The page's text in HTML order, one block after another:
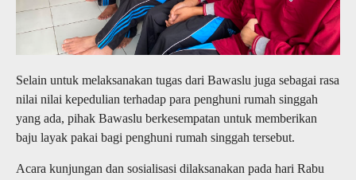
Selain untuk melaksanakan tugas dari Bawaslu juga sebagai rasa
nilai nilai kepedulian terhadap para penghuni rumah singgah
yang ada, pihak Bawaslu berkesempatan untuk memberikan
baju layak pakai bagi penghuni rumah singgah tersebut.
Acara kunjungan dan sosialisasi dilaksanakan pada hari Rabu